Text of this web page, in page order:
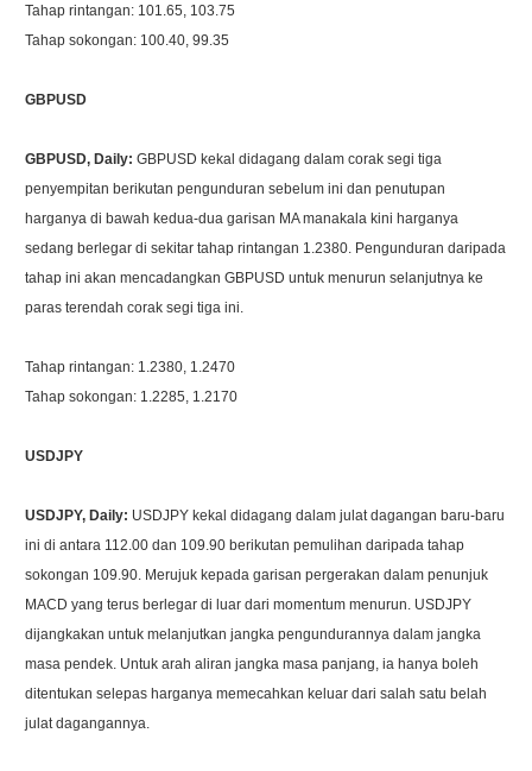
Tahap rintangan: 101.65, 103.75
Tahap sokongan: 100.40, 99.35
GBPUSD
GBPUSD, Daily:GBPUSD kekal didagang dalam corak segi tiga
penyempitan berikutan pengunduran sebelum ini dan penutupan
harganya di bawah kedua-dua garisan MA manakala kini harganya
sedang berlegar di sekitar tahap rintangan 1.2380. Pengunduran daripada
tahap ini akan mencadangkan GBPUSD untuk menurun selanjutnya ke
paras terendah corak segi tiga ini.
Tahap rintangan: 1.2380, 1.2470
Tahap sokongan: 1.2285, 1.2170
USDJPY
USDJPY, Daily: USDJPY kekal didagang dalam julat dagangan baru-baru
ini di antara 112.00 dan 109.90 berikutan pemulihan daripada tahap
sokongan 109.90. Merujuk kepada garisan pergerakan dalam penunjuk
MACD yang terus berlegar di luar dari momentum menurun. USDJPY
dijangkakan untuk melanjutkan jangka pengundurannya dalam jangka
masa pendek. Untuk arah aliran jangka masa panjang, ia hanya boleh
ditentukan selepas harganya memecahkan keluar dari salah satu belah
julat dagangannya.